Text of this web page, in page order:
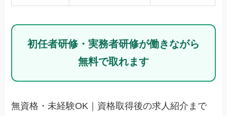
初任者研修・実務者研修が働きながら
無料で取れます
無資格・未経験OK｜資格取得後の求人紹介まで